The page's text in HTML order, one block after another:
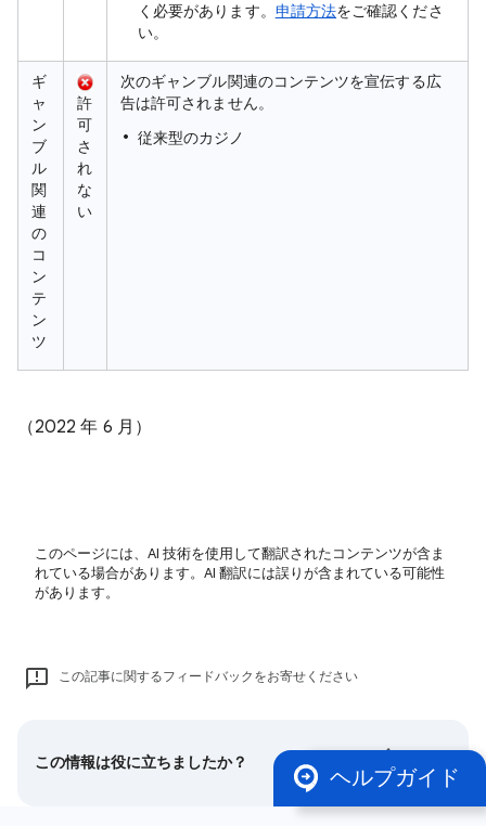
く必要があります。 申請方法をご確認くださ
い。
ギ
ャ
ン
ブ
ル
関
連
の
コ
ン
テ
ン
ツ
許
可
さ
れ
な
い
次のギャンブル関連のコンテンツを宣伝する広
告は許可されません。
従来型のカジノ
（2022 年 6 月）
このページには、AI 技術を使用して翻訳されたコンテンツが含ま
れている場合があります。AI 翻訳には誤りが含まれている可能性
があります。
この記事に関するフィードバックをお寄せください
この情報は役に立ちましたか？
ヘルプガイド